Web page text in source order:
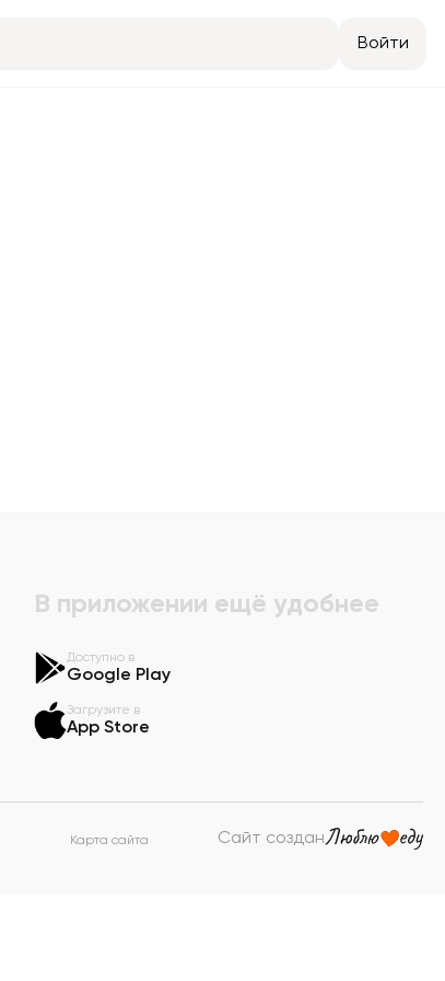
Войти
В приложении ещё удобнее
Доступно в
Google Play
Загрузите в
App Store
Карта сайта Сайт создан